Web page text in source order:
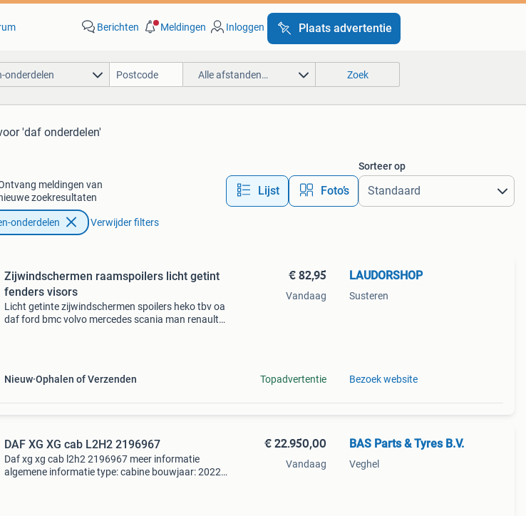
Berichten Meldingen Inloggen Plaats advertentie
onderdelen Alle afstanden… Zoek
'daf onderdelen'
meldingen van
zoekresultaten
Lijst Foto’s
Sorteer op
onderdelen Verwijder filters
Zijwindschermen raamspoilers licht getint
fenders visors
Licht getinte zijwindschermen spoilers heko tbv oa
daf ford bmc volvo mercedes scania man renault
Nieuw Ophalen of Verzenden
€ 82,95
Vandaag
Topadvertentie
LAUDORSHOP
Susteren
Bezoek website
DAF XG XG cab L2H2 2196967
Daf xg xg cab l2h2 2196967 meer informatie
algemene informatie type: cabine bouwjaar: 2022
€ 22.950,00
Vandaag
BAS Parts & Tyres B.V.
Veghel